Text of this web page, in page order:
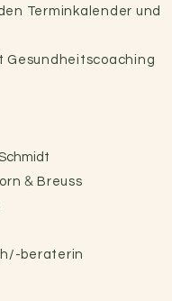
Terminkalender und
Gesundheitscoaching
& Breuss
beraterin